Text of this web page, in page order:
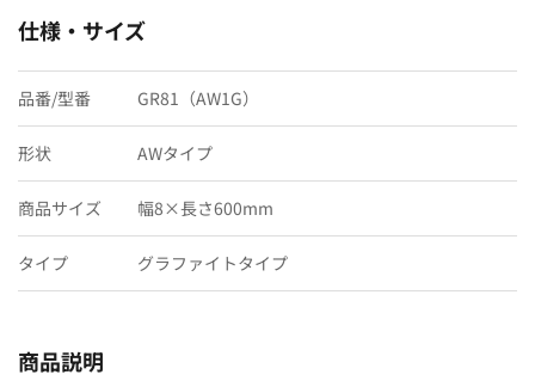
仕様・サイズ
品番/型番 GR81（AW1G）
形状 AWタイプ
商品サイズ 幅8×長さ600mm
タイプ グラファイトタイプ
商品説明